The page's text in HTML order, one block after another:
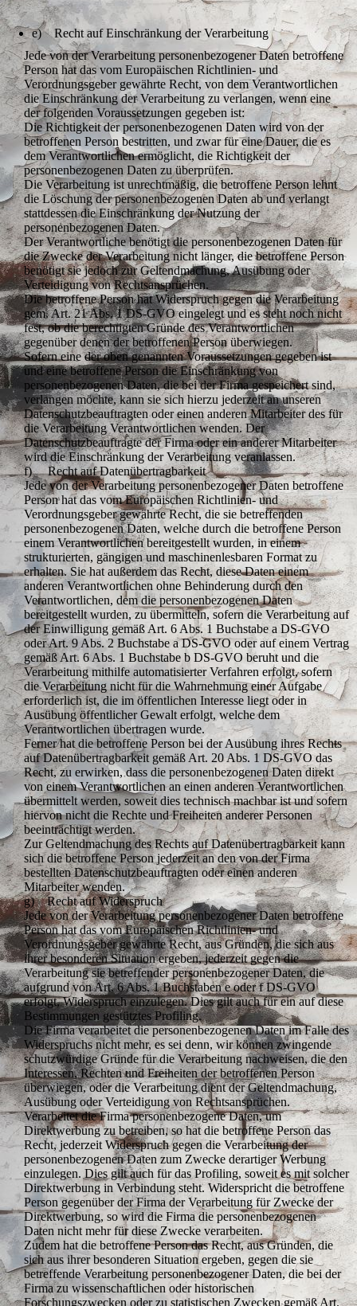
e) Recht auf Einschränkung der Verarbeitung
Jede von der Verarbeitung personenbezogener Daten betroffene
Person hat das vom Europäischen Richtlinien- und
Verordnungsgeber gewährte Recht, von dem Verantwortlichen
die Einschränkung der Verarbeitung zu verlangen, wenn eine
der folgenden Voraussetzungen gegeben ist:
Die Richtigkeit der personenbezogenen Daten wird von der
betroffenen Person bestritten, und zwar für eine Dauer, die es
dem Verantwortlichen ermöglicht, die Richtigkeit der
personenbezogenen Daten zu überprüfen.
Die Verarbeitung ist unrechtmäßig, die betroffene Person lehnt
die Löschung der personenbezogenen Daten ab und verlangt
stattdessen die Einschränkung der Nutzung der
personenbezogenen Daten.
Der Verantwortliche benötigt die personenbezogenen Daten für
die Zwecke der Verarbeitung nicht länger, die betroffene Person
benötigt sie jedoch zur Geltendmachung, Ausübung oder
Verteidigung von Rechtsansprüchen.
Die betroffene Person hat Widerspruch gegen die Verarbeitung
gem. Art. 21 Abs. 1 DS-GVO eingelegt und es steht noch nicht
fest, ob die berechtigten Gründe des Verantwortlichen
gegenüber denen der betroffenen Person überwiegen.
Sofern eine der oben genannten Voraussetzungen gegeben ist
und eine betroffene Person die Einschränkung von
personenbezogenen Daten, die bei der Firma gespeichert sind,
verlangen möchte, kann sie sich hierzu jederzeit an unseren
Datenschutzbeauftragten oder einen anderen Mitarbeiter des für
die Verarbeitung Verantwortlichen wenden. Der
Datenschutzbeauftragte der Firma oder ein anderer Mitarbeiter
wird die Einschränkung der Verarbeitung veranlassen.
f) Recht auf Datenübertragbarkeit
Jede von der Verarbeitung personenbezogener Daten betroffene
Person hat das vom Europäischen Richtlinien- und
Verordnungsgeber gewährte Recht, die sie betreffenden
personenbezogenen Daten, welche durch die betroffene Person
einem Verantwortlichen bereitgestellt wurden, in einem
strukturierten, gängigen und maschinenlesbaren Format zu
erhalten. Sie hat außerdem das Recht, diese Daten einem
anderen Verantwortlichen ohne Behinderung durch den
Verantwortlichen, dem die personenbezogenen Daten
bereitgestellt wurden, zu übermitteln, sofern die Verarbeitung auf
der Einwilligung gemäß Art. 6 Abs. 1 Buchstabe a DS-GVO
oder Art. 9 Abs. 2 Buchstabe a DS-GVO oder auf einem Vertrag
gemäß Art. 6 Abs. 1 Buchstabe b DS-GVO beruht und die
Verarbeitung mithilfe automatisierter Verfahren erfolgt, sofern
die Verarbeitung nicht für die Wahrnehmung einer Aufgabe
erforderlich ist, die im öffentlichen Interesse liegt oder in
Ausübung öffentlicher Gewalt erfolgt, welche dem
Verantwortlichen übertragen wurde.
Ferner hat die betroffene Person bei der Ausübung ihres Rechts
auf Datenübertragbarkeit gemäß Art. 20 Abs. 1 DS-GVO das
Recht, zu erwirken, dass die personenbezogenen Daten direkt
von einem Verantwortlichen an einen anderen Verantwortlichen
übermittelt werden, soweit dies technisch machbar ist und sofern
hiervon nicht die Rechte und Freiheiten anderer Personen
beeinträchtigt werden.
Zur Geltendmachung des Rechts auf Datenübertragbarkeit kann
sich die betroffene Person jederzeit an den von der Firma
bestellten Datenschutzbeauftragten oder einen anderen
Mitarbeiter wenden.
g) Recht auf Widerspruch
Jede von der Verarbeitung personenbezogener Daten betroffene
Person hat das vom Europäischen Richtlinien- und
Verordnungsgeber gewährte Recht, aus Gründen, die sich aus
ihrer besonderen Situation ergeben, jederzeit gegen die
Verarbeitung sie betreffender personenbezogener Daten, die
aufgrund von Art. 6 Abs. 1 Buchstaben e oder f DS-GVO
erfolgt, Widerspruch einzulegen. Dies gilt auch für ein auf diese
Bestimmungen gestütztes Profiling.
Die Firma verarbeitet die personenbezogenen Daten im Falle des
Widerspruchs nicht mehr, es sei denn, wir können zwingende
schutzwürdige Gründe für die Verarbeitung nachweisen, die den
Interessen, Rechten und Freiheiten der betroffenen Person
überwiegen, oder die Verarbeitung dient der Geltendmachung,
Ausübung oder Verteidigung von Rechtsansprüchen.
Verarbeitet die Firma personenbezogene Daten, um
Direktwerbung zu betreiben, so hat die betroffene Person das
Recht, jederzeit Widerspruch gegen die Verarbeitung der
personenbezogenen Daten zum Zwecke derartiger Werbung
einzulegen. Dies gilt auch für das Profiling, soweit es mit solcher
Direktwerbung in Verbindung steht. Widerspricht die betroffene
Person gegenüber der Firma der Verarbeitung für Zwecke der
Direktwerbung, so wird die Firma die personenbezogenen
Daten nicht mehr für diese Zwecke verarbeiten.
Zudem hat die betroffene Person das Recht, aus Gründen, die
sich aus ihrer besonderen Situation ergeben, gegen die sie
betreffende Verarbeitung personenbezogener Daten, die bei der
Firma zu wissenschaftlichen oder historischen
Forschungszwecken oder zu statistischen Zwecken gemäß Art.